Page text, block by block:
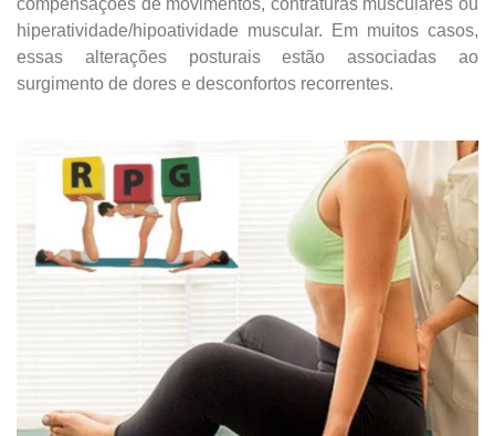
hiperatividade/hipoatividade muscular. Em muitos casos,
essas alterações posturais estão associadas ao
surgimento de dores e desconfortos recorrentes.